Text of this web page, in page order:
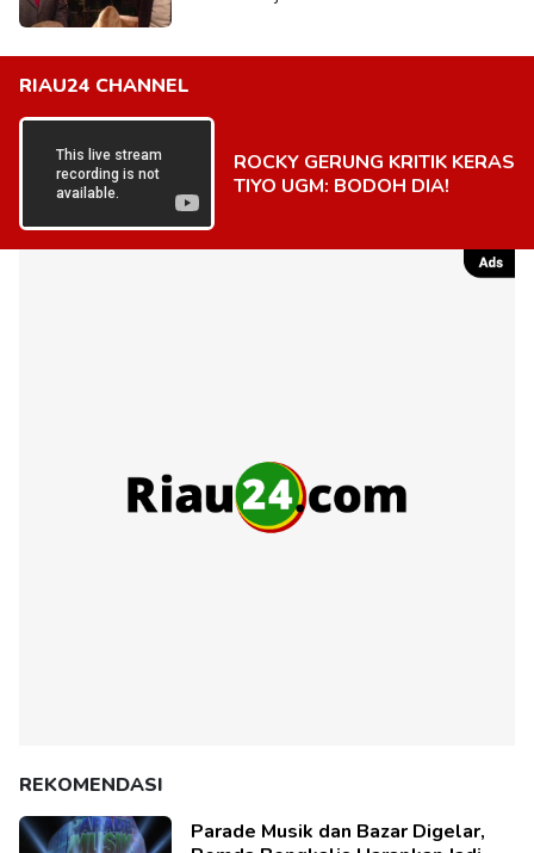
RIAU24 CHANNEL
ROCKY GERUNG KRITIK KERAS
TIYO UGM: BODOH DIA!
REKOMENDASI
Parade Musik dan Bazar Digelar,